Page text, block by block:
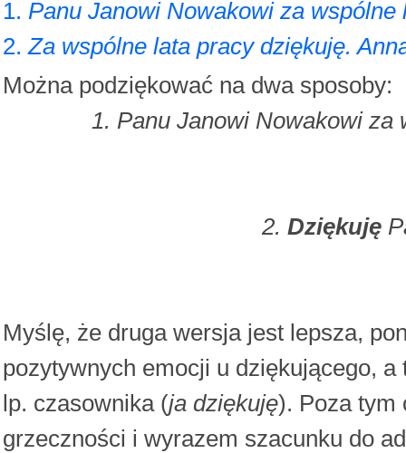
1. Panu Janowi Nowakowi za
2.Za wspólne lata pracy dziękuję.
Można podziękować na dwa sposoby:
1. Panu Janowi Nowakowi
2. Dziękuję
Myślę, że druga wersja jest lepsza,
pozytywnych emocji u dziękującego,
lp. czasownika (ja dziękuję). Poza tym
grzeczności i wyrazem szacunku do